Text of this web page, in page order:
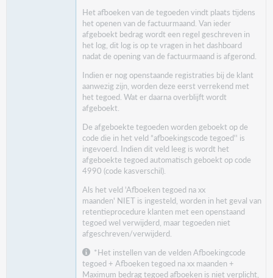
Het afboeken van de tegoeden vindt plaats tijdens
het openen van de factuurmaand. Van ieder
afgeboekt bedrag wordt een regel geschreven in
het log, dit log is op te vragen in het dashboard
nadat de opening van de factuurmaand is afgerond.
Indien er nog openstaande registraties bij de klant
aanwezig zijn, worden deze eerst verrekend met
het tegoed. Wat er daarna overblijft wordt
afgeboekt.
De afgeboekte tegoeden worden geboekt op de
code die in het veld ”afboekingscode tegoed'' is
ingevoerd. Indien dit veld leeg is wordt het
afgeboekte tegoed automatisch geboekt op code
4990 (code kasverschil).
Als het veld 'Afboeken tegoed na xx
maanden' NIET is ingesteld, worden in het geval van
retentieprocedure klanten met een openstaand
tegoed wel verwijderd, maar tegoeden niet
afgeschreven/verwijderd.
*Het instellen van de velden Afboekingcode
tegoed + Afboeken tegoed na xx maanden +
Maximum bedrag tegoed afboeken is niet verplicht,